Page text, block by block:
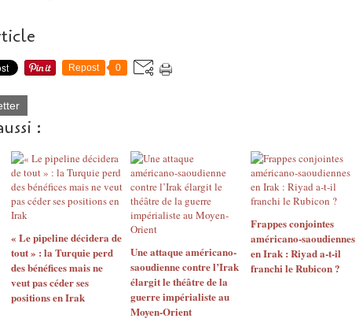
Repost 0
:
« Le pipeline décidera de
tout » : la Turquie perd
des bénéfices mais ne
veut pas céder ses
positions en Irak
Une attaque américano-
saoudienne contre l’Irak
élargit le théâtre de la
guerre impérialiste au
Moyen-Orient
Frappes conjointes
américano-saoudiennes
en Irak : Riyad a-t-il
franchi le Rubicon ?